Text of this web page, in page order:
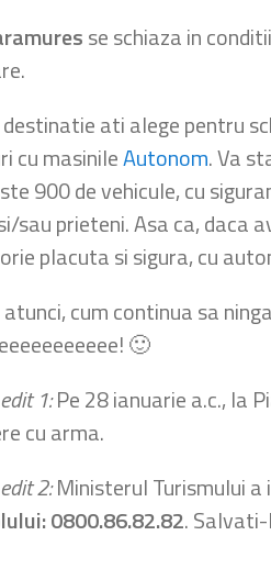
se schiaza in
destinatie ati alege pentru
cu masinileAutonom. Va
900 de vehicule, cu
sau prieteni. Asa ca, daca
placuta si sigura, cu
atunci, cum continua sa
🙂
1:Pe 28 ianuarie a.c., la
cu arma.
2:Ministerul Turismului
0800.86.82.82.